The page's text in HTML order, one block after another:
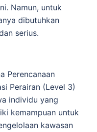
Namun, untuk
dibutuhkan
serius.
Perencanaan
Perairan (Level 3)
individu yang
kemampuan untuk
kawasan